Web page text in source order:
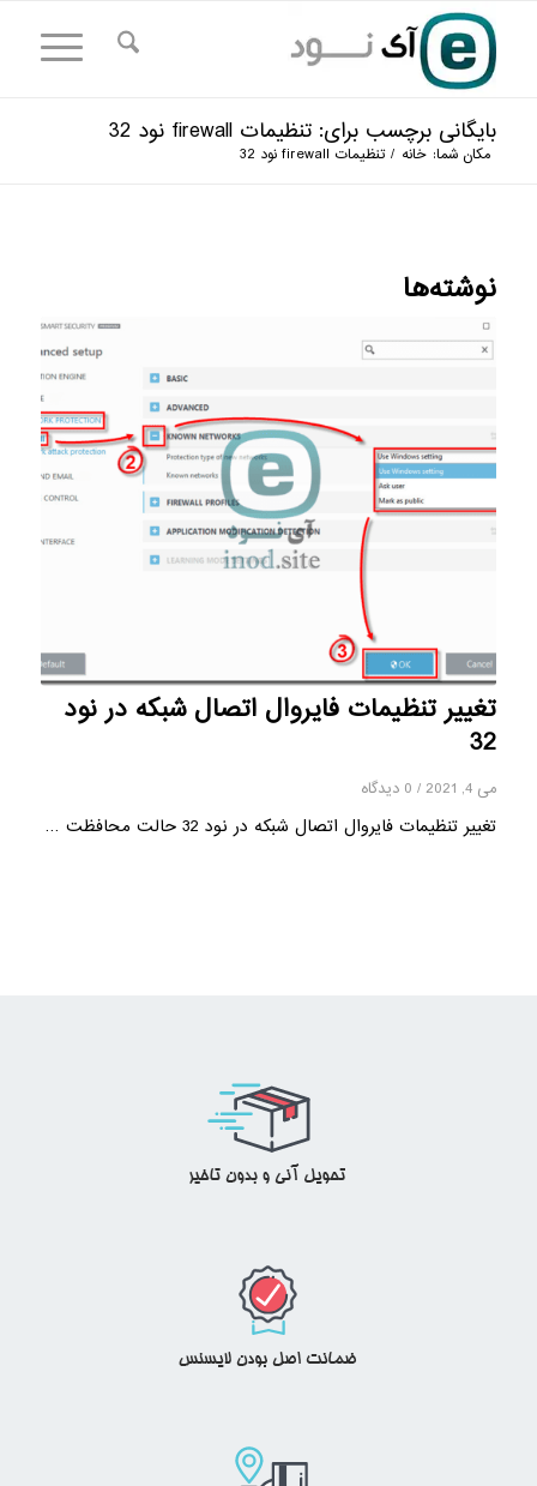
بایگانی برچسب برای: تنظیمات firewall نود 32
مکان شما: خانه / تنظیمات firewall نود 32
نوشته‌ها
تغییر تنظیمات فایروال اتصال شبکه در نود
32
می 4, 2021 / 0 دیدگاه
تغییر تنظیمات فایروال اتصال شبکه در نود 32 حالت محافظت …